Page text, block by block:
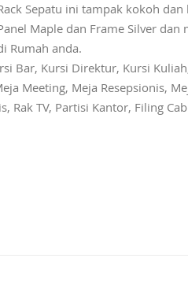
Sepatu ini tampak kokoh
Maple dan Frame Silver
Rumah anda.
Bar, Kursi Direktur, Kursi
Meeting, Meja Resepsionis,
Rak TV, Partisi Kantor, Filing